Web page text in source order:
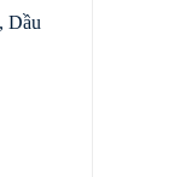
Dầu